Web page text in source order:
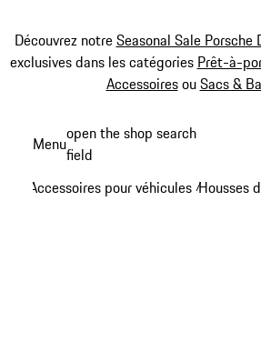
Découvrez notreSeasonal Sale Porsche
exclusives dans les catégories Prêt-à-
AccessoiresouSacs &
principal
Menuopen the shop search
field
Accessoires pour véhicules /Housses